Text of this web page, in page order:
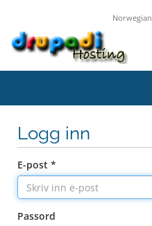
Norwegian
Logg inn
E-post *
Passord